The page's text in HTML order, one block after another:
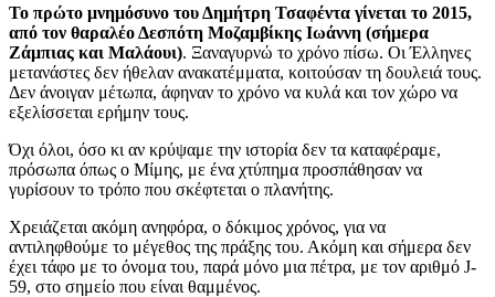
Το πρώτο μνημόσυνο του Δημήτρη Τσαφέντα γίνεται το 2015,
από τον θαραλέο Δεσπότη Μοζαμβίκης Ιωάννη (σήμερα
Ζάμπιας και Μαλάουι). Ξαναγυρνώ το χρόνο πίσω. Οι Έλληνες
μετανάστες δεν ήθελαν ανακατέμματα, κοιτούσαν τη δουλειά τους.
Δεν άνοιγαν μέτωπα, άφηναν το χρόνο να κυλά και τον χώρο να
εξελίσσεται ερήμην τους.
Όχι όλοι, όσο κι αν κρύψαμε την ιστορία δεν τα καταφέραμε,
πρόσωπα όπως ο Μίμης, με ένα χτύπημα προσπάθησαν να
γυρίσουν το τρόπο που σκέφτεται ο πλανήτης.
Χρειάζεται ακόμη ανηφόρα, ο δόκιμος χρόνος, για να
αντιληφθούμε το μέγεθος της πράξης του. Ακόμη και σήμερα δεν
έχει τάφο με το όνομα του, παρά μόνο μια πέτρα, με τον αριθμό J-
59, στο σημείο που είναι θαμμένος.